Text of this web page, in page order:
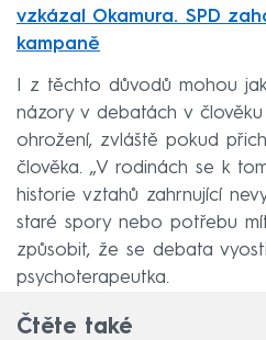
vzkázal Okamura. SPD
kampaně
I z těchto důvodů mohou
názory v debatách v
ohrožení, zvláště pokud
člověka. „V rodinách se k
historie vztahů zahrnující
staré spory nebo potřebu
způsobit, že se debata
psychoterapeutka.
Čtěte také